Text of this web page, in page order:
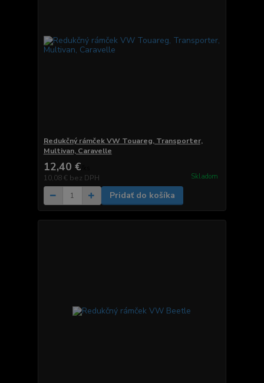
Redukčný rámček VW Touareg, Transporter,
Multivan, Caravelle
12,40 €
10,08 € bez DPH Skladom
Pridať do košíka